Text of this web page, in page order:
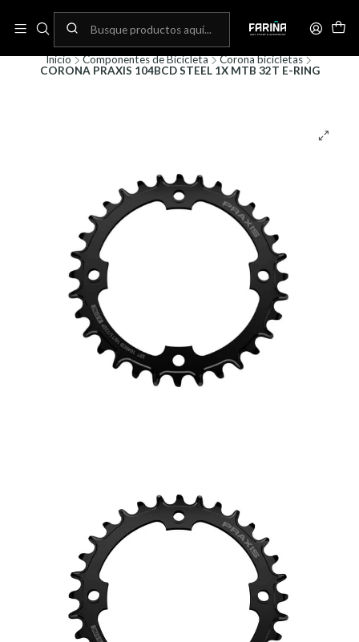
Envíos gratis por compras sobre 80.000! (No aplica para bicicletas)
Inicio Componentes de Bicicleta
Corona bicicletas
CORONA PRAXIS 104BCD STEEL 1X MTB 32T E-RING